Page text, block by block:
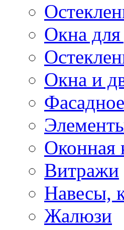
Окна для
Окна и
Оконная
Витражи
Навесы,
Жалюзи